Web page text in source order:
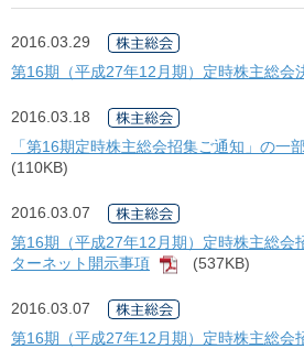
2016.03.29
第16期（平成27年12月期）定時株主総会
2016.03.18
「第16期定時株主総会招集ご通知」の一
(110KB)
2016.03.07
第16期（平成27年12月期）定時株主総会
ターネット開示事項
[PDF]
(537KB)
2016.03.07
第16期（平成27年12月期）定時株主総会